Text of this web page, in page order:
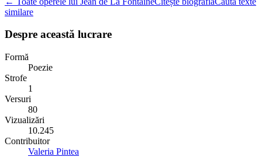
similare
Despre această lucrare
Formă
Poezie
Strofe
1
Versuri
80
Vizualizări
10.245
Contribuitor
Valeria Pintea